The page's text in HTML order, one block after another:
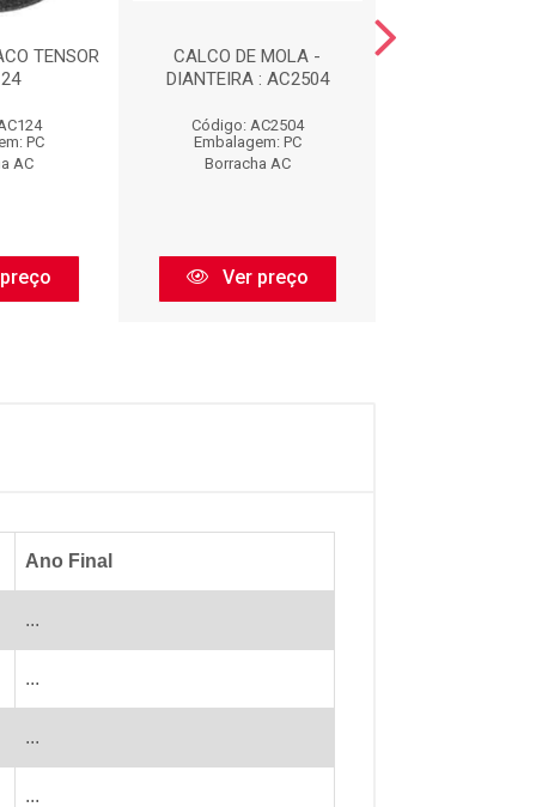
TENSOR
PC
AC
CALCO DE MOLA -
DIANTEIRA : AC2504
Código: AC2504
Embalagem: PC
Borracha AC
Ver preço
Ano Final
...
...
...
...